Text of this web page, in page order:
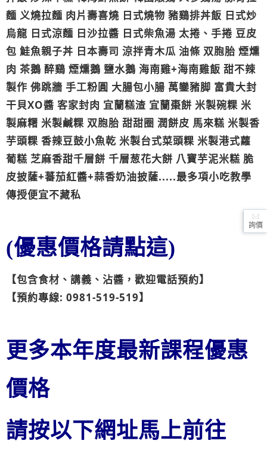
麵 义燒拉麵 肉片壽喜燒 日式燒物 豬鷄排丼飯 日式炒
烏龍 日式涼麵 日沙拉醬 日式柴魚湯 太捲、手捲 豆皮
包 鮭魚親子丼 日本壽司 涼拌青木瓜 油條 双胞胎 煙燻
肉 茶鵝 醉鷄 煙燻鵝 鹽水鵝 海南雞+海南雞飯 甜不辣
製作 佛跳牆 手工粉圓 大腸包小腸 萬鑾豬脚 富貴大封
干貝XO醬 客家封肉 宜蘭糕渣 宜蘭棗餅 米製碗粿 米
製麻糬 米製鹹粿 双胞胎 甜甜圈 潤餅皮 馬來糕 米製香
芋頭粿 香辣豆鼓小魚乾 米製台式菜頭粿 米製港式蘿
葡糕 芝麻香甜千層餅 千層葱花大餅 八寶芋泥米糕 脆
皮披薩+蕃茄紅醬+蒜香奶油披薩.....最多項小吃教學
傳授便宜不藏私
(優惠價格請點這)
【包含食材、講義、沾醬，歡迎電話預約】
【預約專線: 0981-519-519】
更多本年度最新課程優惠
價格
請按以下網址馬上前往
詢價